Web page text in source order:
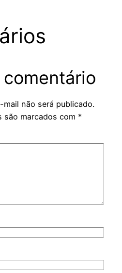
comentário
mail não será publicado.
são marcados com *